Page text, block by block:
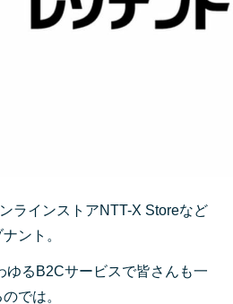
ラインストアNTT-X Storeなど
ント。
ゆるB2Cサービスで皆さんも一
では。